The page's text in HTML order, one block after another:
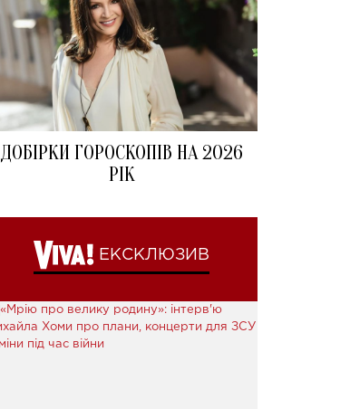
ДОБІРКИ ГОРОСКОПІВ НА 2026
РІК
ЕКСКЛЮЗИВ